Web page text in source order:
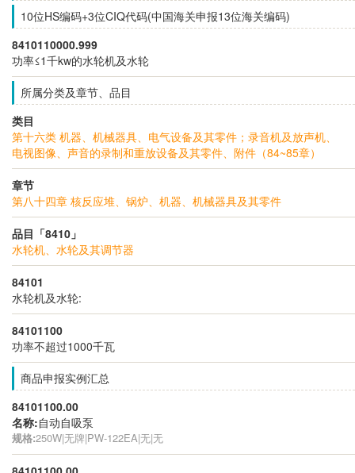
10位HS编码+3位CIQ代码(中国海关申报13位海关编码)
8410110000.999
功率≤1千kw的水轮机及水轮
所属分类及章节、品目
类目
第十六类 机器、机械器具、电气设备及其零件；录音机及放声机、
电视图像、声音的录制和重放设备及其零件、附件（84~85章）
章节
第八十四章 核反应堆、锅炉、机器、机械器具及其零件
品目「8410」
水轮机、水轮及其调节器
84101
水轮机及水轮:
84101100
功率不超过1000千瓦
商品申报实例汇总
84101100.00
名称:自动自吸泵
规格:250W|无牌|PW-122EA|无|无